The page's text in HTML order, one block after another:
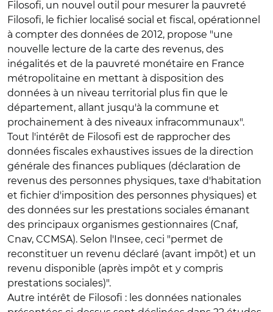
Filosofi, un nouvel outil pour mesurer la pauvreté
Filosofi, le fichier localisé social et fiscal, opérationnel
à compter des données de 2012, propose "une
nouvelle lecture de la carte des revenus, des
inégalités et de la pauvreté monétaire en France
métropolitaine en mettant à disposition des
données à un niveau territorial plus fin que le
département, allant jusqu'à la commune et
prochainement à des niveaux infracommunaux".
Tout l'intérêt de Filosofi est de rapprocher des
données fiscales exhaustives issues de la direction
générale des finances publiques (déclaration de
revenus des personnes physiques, taxe d'habitation
et fichier d'imposition des personnes physiques) et
des données sur les prestations sociales émanant
des principaux organismes gestionnaires (Cnaf,
Cnav, CCMSA). Selon l'Insee, ceci "permet de
reconstituer un revenu déclaré (avant impôt) et un
revenu disponible (après impôt et y compris
prestations sociales)".
Autre intérêt de Filosofi : les données nationales